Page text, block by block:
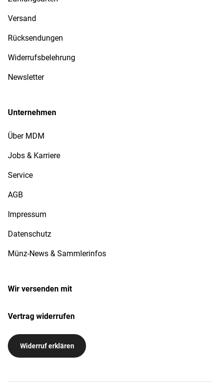
Versand
Rücksendungen
Widerrufsbelehrung
Newsletter
Unternehmen
Über MDM
Jobs & Karriere
Service
AGB
Impressum
Datenschutz
Münz-News & Sammlerinfos
Wir versenden mit
Vertrag widerrufen
Widerruf erklären